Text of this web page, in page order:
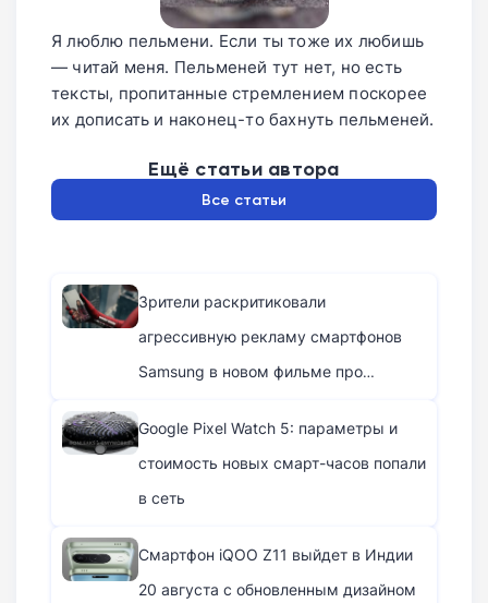
Я люблю пельмени. Если ты тоже их любишь
— читай меня. Пельменей тут нет, но есть
тексты, пропитанные стремлением поскорее
их дописать и наконец-то бахнуть пельменей.
Ещё статьи автора
Все статьи
Зрители раскритиковали
агрессивную рекламу смартфонов
Samsung в новом фильме про
Google Pixel Watch 5: параметры и
стоимость новых смарт-часов попали
в сеть
Смартфон iQOO Z11 выйдет в Индии
20 августа с обновленным дизайном